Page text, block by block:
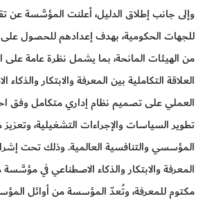
وإلى جانب إطلاق الدليل، أعلنت المؤسَّسة عن
من الهيئات المانحة، بما يشمل نظرة عامة على
العلاقة التكاملية بين المعرفة والابتكار
العملي على تصميم نظام إداري متكامل وفق
تطوير السياسات والإجراءات التشغيلية، وتعزيز
المؤسسي والتنافسية العالمية. وذلك تحت
المعرفة والابتكار والذكاء الاصطناعي في
مكتوم للمعرفة، وتُعدّ المؤسسة من أوائل